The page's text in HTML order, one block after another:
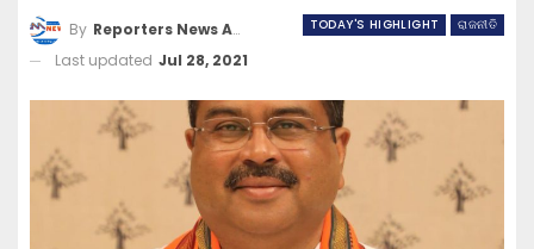
TODAY'S HIGHLIGHT ରାଜନୀତି
By Reporters News Agency
Last updated Jul 28, 2021